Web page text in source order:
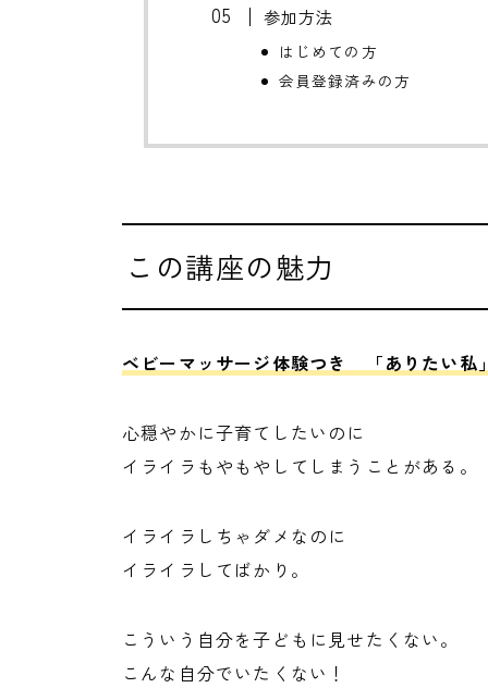
参加方法
はじめての方
会員登録済みの方
この講座の魅力
ベビーマッサージ体験つき 「ありたい私
心穏やかに子育てしたいのに
イライラもやもやしてしまうことがある。
イライラしちゃダメなのに
イライラしてばかり。
こういう自分を子どもに見せたくない。
こんな自分でいたくない！